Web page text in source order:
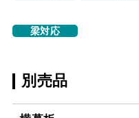
梁対応
別売品